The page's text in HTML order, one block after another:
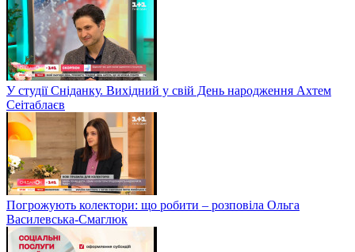
У студії Сніданку. Вихідний у свій День народження Ахтем
Сеітаблаєв
Погрожують колектори: що робити – розповіла Ольга
Василевська-Смаглюк